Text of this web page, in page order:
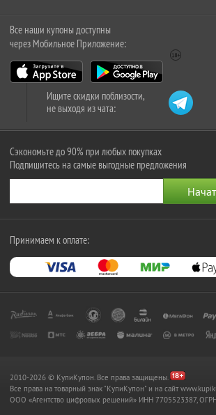
Все наши купоны доступны
через Мобильное Приложение:
Ищите скидки поблизости,
не выходя из чата:
Сэкономьте до 90% при любых покупках
Подпишитесь на самые выгодные предложения
Принимаем к оплате:
2010-2026 © КупиКупон. Все права защищены.
Все права на товарный знак "КупиКупон" и на сайт
OOO «Агентство цифровых решений» ИНН 7705523387,